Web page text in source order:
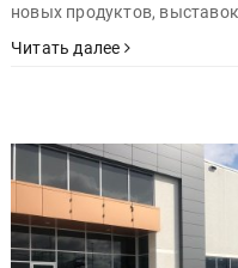
новых продуктов,
Читать далее